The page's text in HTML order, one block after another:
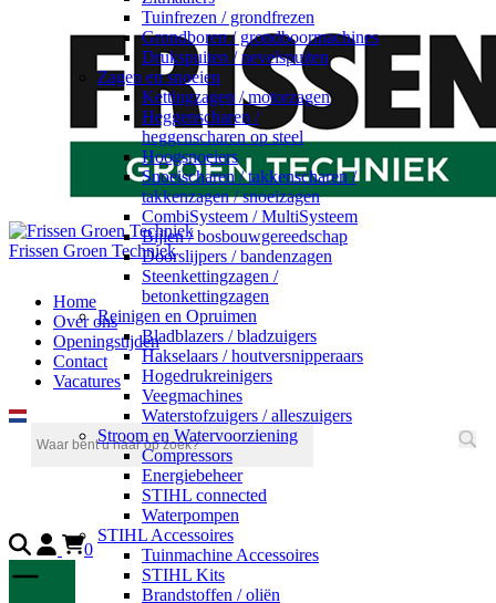
Frissen Groen Techniek
Home
Over ons
Openingstijden
Contact
Vacatures
Tuinfrezen / grondfrezen
Grondboren / grondboormachines
Drukspuiten / nevelspuiten
Zagen en snoeien
Kettingzagen / motorzagen
Heggenscharen /
heggenscharen op steel
Hoogsnoeiers
Snoeischaren / takkenscharen /
takkenzagen / snoeizagen
CombiSysteem / MultiSysteem
Bijlen / bosbouwgereedschap
Doorslijpers / bandenzagen
Steenkettingzagen /
betonkettingzagen
Reinigen en Opruimen
Bladblazers / bladzuigers
Hakselaars / houtversnipperaars
Hogedrukreinigers
Veegmachines
Waterstofzuigers / alleszuigers
Stroom en Watervoorziening
Compressors
Energiebeheer
STIHL connected
Waterpompen
STIHL Accessoires
Tuinmachine Accessoires
STIHL Kits
Brandstoffen / oliën
0